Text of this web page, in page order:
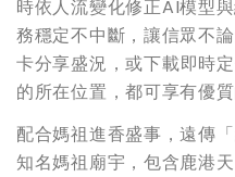
時依人流變化修正AI模型
務穩定不中斷，讓信眾不
卡分享盛況，或下載即時
的所在位置，都可享有優質
配合媽祖進香盛事，遠傳
知名媽祖廟宇，包含鹿港